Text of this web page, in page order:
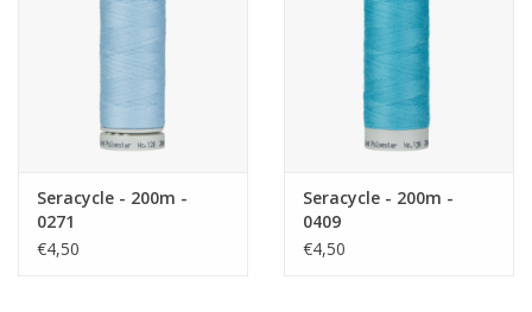
Seracycle - 200m -
0271
€4,50
Seracycle - 200m -
0409
€4,50